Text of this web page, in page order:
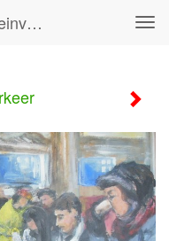
Elfi Ramar- Mischitz - Geen Treinverkeer